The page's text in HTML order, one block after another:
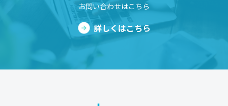
お問い合わせはこちら
詳しくはこちら